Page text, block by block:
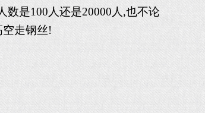
是100人还是20000人,也不论
走钢丝!